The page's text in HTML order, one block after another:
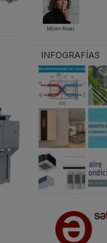
Miren Rivas
INFOGRAFÍAS